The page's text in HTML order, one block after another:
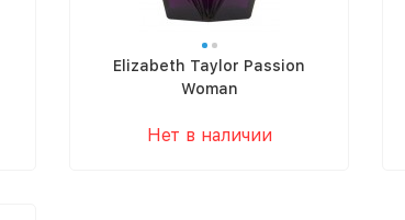
Elizabeth Taylor Passion
Woman
Нет в наличии